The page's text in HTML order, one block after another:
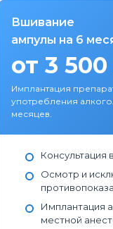
Вшивание
ампулы на 6
от 3 500
Имплантация
употребления
месяцев.
Консультация
Осмотр и
Имплантация
местной